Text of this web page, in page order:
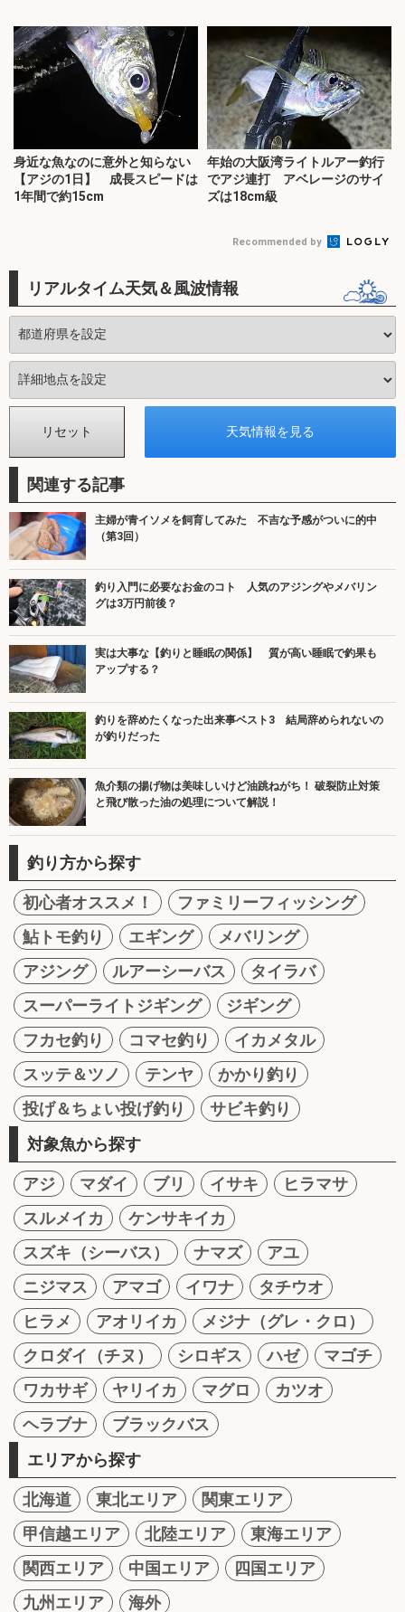
身近な魚なのに意外と知らない
【アジの1日】 成長スピードは
1年間で約15cm
年始の大阪湾ライトルアー釣行
でアジ連打 アベレージのサイ
ズは18cm級
Recommended by
リアルタイム天気＆風波情報
関連する記事
主婦が青イソメを飼育してみた 不吉な予感がついに的中
（第3回）
釣り入門に必要なお金のコト 人気のアジングやメバリン
グは3万円前後？
実は大事な【釣りと睡眠の関係】 質が高い睡眠で釣果も
アップする？
釣りを辞めたくなった出来事ベスト3 結局辞められないの
が釣りだった
魚介類の揚げ物は美味しいけど油跳ねがち！ 破裂防止対策
と飛び散った油の処理について解説！
釣り方から探す
初心者オススメ！
ファミリーフィッシング
鮎トモ釣り
エギング
メバリング
アジング
ルアーシーバス
タイラバ
スーパーライトジギング
ジギング
フカセ釣り
コマセ釣り
イカメタル
スッテ＆ツノ
テンヤ
かかり釣り
投げ＆ちょい投げ釣り
サビキ釣り
対象魚から探す
アジ マダイ ブリ イサキ
ヒラマサ
スルメイカ
ケンサキイカ
スズキ（シーバス）
ナマズ
アユ
ニジマス
アマゴ イワナ
タチウオ
ヒラメ
アオリイカ
メジナ（グレ・クロ）
クロダイ（チヌ）
シロギス ハゼ
マゴチ
ワカサギ
ヤリイカ マグロ
カツオ
ヘラブナ
ブラックバス
エリアから探す
北海道 東北エリア
関東エリア
甲信越エリア
北陸エリア
東海エリア
関西エリア
中国エリア
四国エリア
九州エリア
海外